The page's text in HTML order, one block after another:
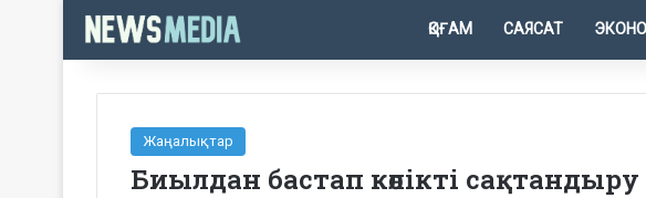
ҚОҒАМ САЯСАТ
Жаңалықтар
Биылдан бастап көлікті сақтандыру